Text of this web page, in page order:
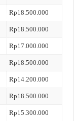
Rp18.500.000
Rp18.500.000
Rp17.000.000
Rp18.500.000
Rp14.200.000
Rp18.500.000
Rp15.300.000